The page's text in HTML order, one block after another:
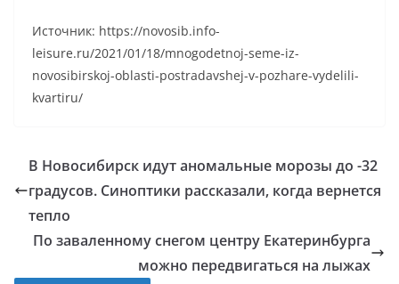
Источник: https://novosib.info-
leisure.ru/2021/01/18/mnogodetnoj-seme-iz-
novosibirskoj-oblasti-postradavshej-v-pozhare-vydelili-
kvartiru/
В Новосибирск идут аномальные морозы до -32
градусов. Синоптики рассказали, когда вернется
тепло
По заваленному снегом центру Екатеринбурга
можно передвигаться на лыжах